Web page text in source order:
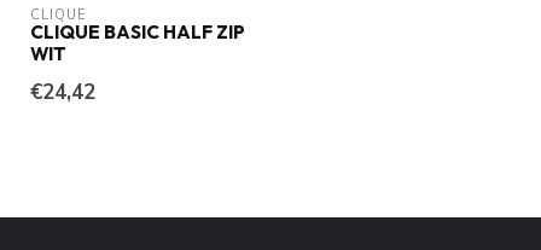
CLIQUE
CLIQUE BASIC HALF ZIP
WIT
€24,42